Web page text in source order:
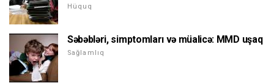
Hüquq
Səbəbləri, simptomları və müalicə: MMD uşaq
Sağlamlıq